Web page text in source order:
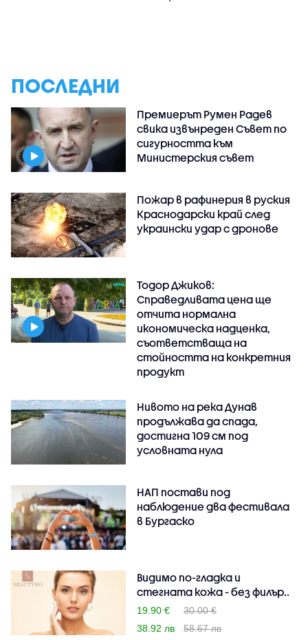
ПОСЛЕДНИ
Премиерът Румен Радев
свика извънреден Съвет по
сигурността към
Министерския съвет
Пожар в рафинерия в руския
Краснодарски край след
украински удар с дронове
Тодор Джиков:
Справедливата цена ще
отчита нормална
икономическа надценка,
съответстваща на
стойността на конкретния
продукт
Нивото на река Дунав
продължава да спада,
достигна 109 см под
условната нула
НАП постави под
наблюдение два фестивала
в Бургаско
Видимо по-гладка и
стегната кожа - без филър..
19.90 €
30.00 €
38.92 лв
58.67 лв